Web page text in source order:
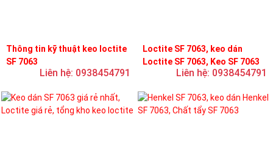
Thông tin kỹ thuật keo loctite
SF 7063
Liên hệ: 0938454791
Loctite SF 7063, keo dán
Loctite SF 7063, Keo SF 7063
Liên hệ: 0938454791